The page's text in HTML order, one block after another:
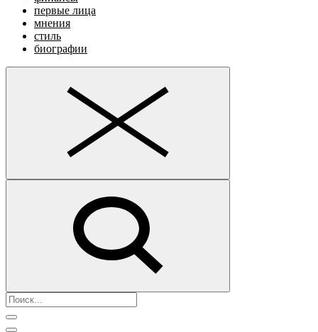
первые лица
мнения
стиль
биографии